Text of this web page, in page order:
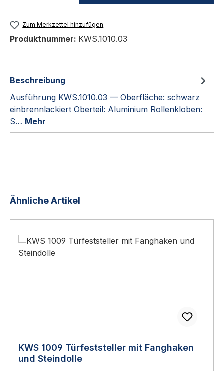
Zum Merkzettel hinzufügen
Produktnummer: KWS.1010.03
Beschreibung
Ausführung KWS.1010.03 — Oberfläche: schwarz
einbrennlackiert Oberteil: Aluminium Rollenkloben:
S… Mehr
Produktgalerie überspringen
Ähnliche Artikel
KWS 1009 Türfeststeller mit Fanghaken
und Steindolle